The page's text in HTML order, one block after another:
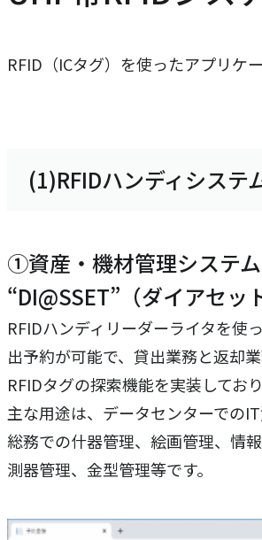
RFID（ICタグ）を使ったアプリケ
(1)RFIDハンディシステ
①資産・機材管理システム
“DI@SSET”（ダイアセッ
RFIDハンディリーダーライタを使
出予約が可能で、貸出業務と返却
RFIDタグの探索機能を実装してお
主な用途は、データセンターでの
総務での什器管理、絵画管理、情
測器管理、金型管理等です。